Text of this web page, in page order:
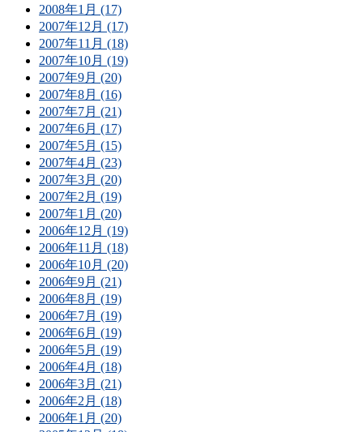
2008年1月 (17)
2007年12月 (17)
2007年11月 (18)
2007年10月 (19)
2007年9月 (20)
2007年8月 (16)
2007年7月 (21)
2007年6月 (17)
2007年5月 (15)
2007年4月 (23)
2007年3月 (20)
2007年2月 (19)
2007年1月 (20)
2006年12月 (19)
2006年11月 (18)
2006年10月 (20)
2006年9月 (21)
2006年8月 (19)
2006年7月 (19)
2006年6月 (19)
2006年5月 (19)
2006年4月 (18)
2006年3月 (21)
2006年2月 (18)
2006年1月 (20)